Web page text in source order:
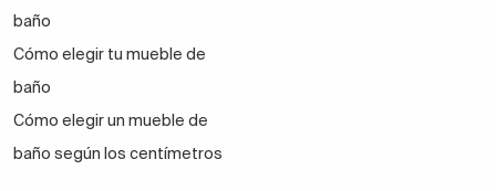
baño
Cómo elegir tu mueble de
baño
Cómo elegir un mueble de
baño según los centímetros